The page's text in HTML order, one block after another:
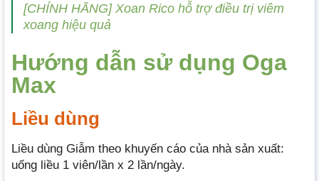
[CHÍNH HÃNG] Xoan Rico hỗ trợ điều trị viêm
xoang hiệu quả
Hướng dẫn sử dụng Oga
Max
Liều dùng
Liều dùng Giẫm theo khuyến cáo của nhà sản xuất:
uống liều 1 viên/lần x 2 lần/ngày.